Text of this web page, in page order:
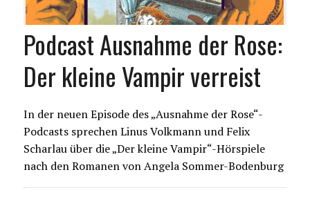
Podcast Ausnahme der Rose:
Der kleine Vampir verreist
In der neuen Episode des „Ausnahme der Rose“-
Podcasts sprechen Linus Volkmann und Felix
Scharlau über die „Der kleine Vampir“-Hörspiele
nach den Romanen von Angela Sommer-Bodenburg